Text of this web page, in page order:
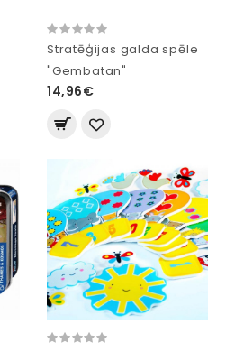
Stratēģijas galda spēle
"Gembatan"
14,96€